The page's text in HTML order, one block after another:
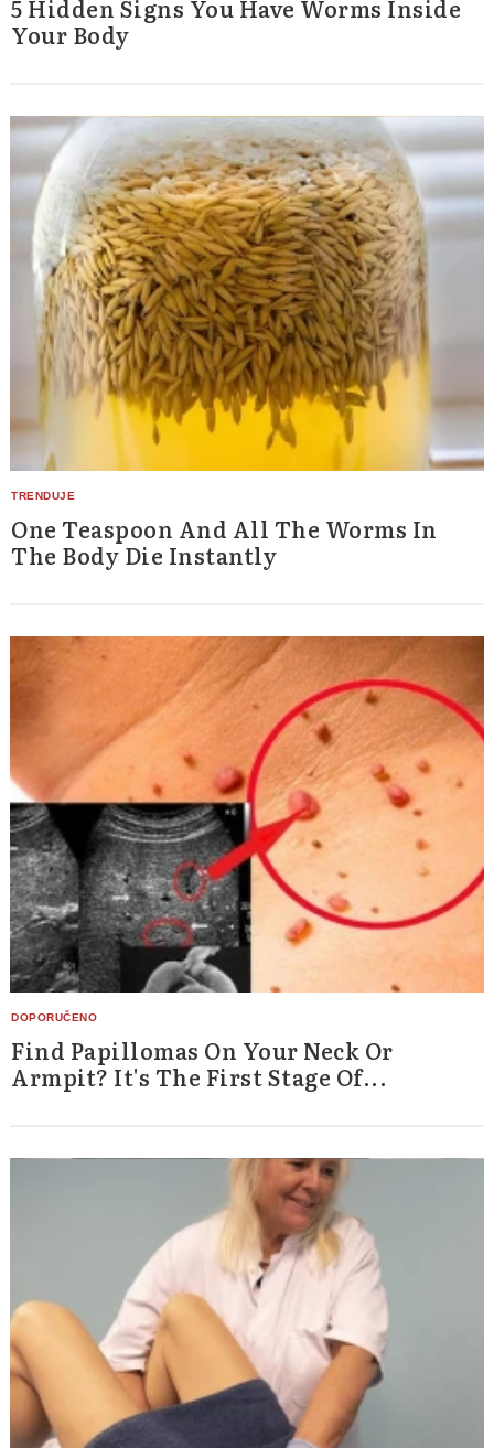
5 Hidden Signs You Have Worms Inside
Your Body
One Teaspoon And All The Worms In
The Body Die Instantly
Find Papillomas On Your Neck Or
Armpit? It's The First Stage Of...